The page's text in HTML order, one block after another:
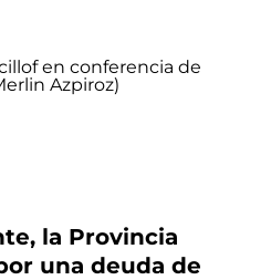
la Provincia
una deuda de